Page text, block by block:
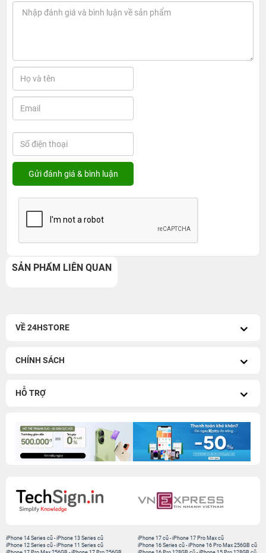
SẢN PHẨM LIÊN QUAN
VỀ 24HSTORE
CHÍNH SÁCH
HỖ TRỢ
iPhone 14 Series cũ -iPhone 13 Series cũ
iPhone 12 Series cũ -iPhone 11 Series cũ
iPhone 17 cũ-iPhone 17 Pro Max cũ
iPhone 16 Series cũ- iPhone 16 Pro Max 256GB cũ